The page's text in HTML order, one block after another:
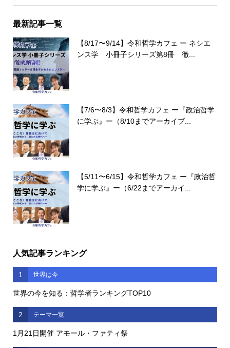
最新記事一覧
【8/17〜9/14】令和哲学カフェ ー ネシエ
ンス学 小冊子シリーズ第8冊 徹...
【7/6〜8/3】令和哲学カフェ ー『政治哲学
に学ぶ』ー（8/10までアーカイブ...
【5/11〜6/15】令和哲学カフェ ー『政治哲
学に学ぶ』ー（6/22までアーカイ...
人気記事ランキング
1 世界は今
世界の今を知る：哲学者ランキングTOP10
2 テーマ一覧
1月21日開催 アモール・ファティ祭